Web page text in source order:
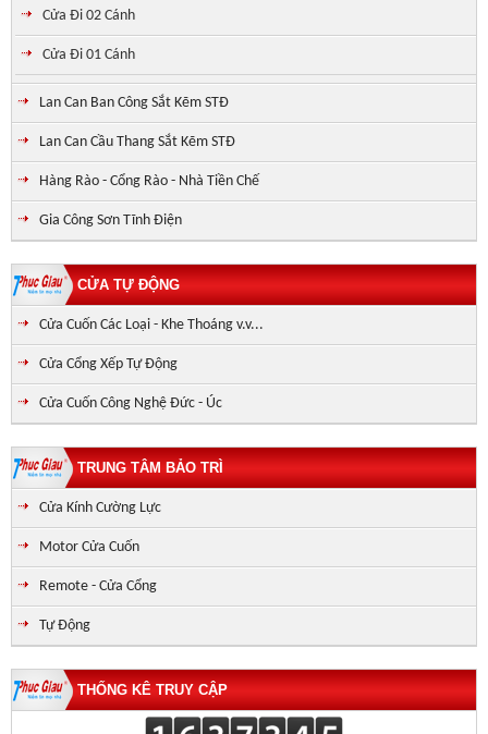
Cửa Đi 02 Cánh
Cửa Đi 01 Cánh
Lan Can Ban Công Sắt Kẽm STĐ
Lan Can Cầu Thang Sắt Kẽm STĐ
Hàng Rào - Cổng Rào - Nhà Tiền Chế
Gia Công Sơn Tĩnh Điện
CỬA TỰ ĐỘNG
Cửa Cuốn Các Loại - Khe Thoáng v.v...
Cửa Cổng Xếp Tự Động
Cửa Cuốn Công Nghệ Đức - Úc
TRUNG TÂM BẢO TRÌ
Cửa Kính Cường Lực
Motor Cửa Cuốn
Remote - Cửa Cổng
Tự Động
THỐNG KÊ TRUY CẬP